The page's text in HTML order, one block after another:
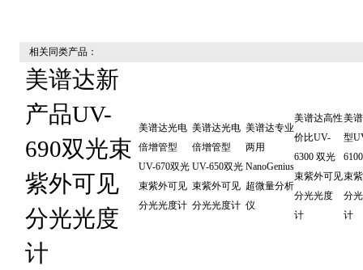
相关同类产品：
美谱达新
产品UV-
690双光束
紫外可见
分光光度
计
美谱达光电
倍增管型
UV-670双光
束紫外可见
分光光度计
美谱达光电
倍增管型
UV-650双光
束紫外可见
分光光度计
美谱达专业
两用
NanoGenius
超微量分析
仪
美谱达高性
价比UV-
6300 双光
束紫外可见
分光光度
计
美
型
束
分
计